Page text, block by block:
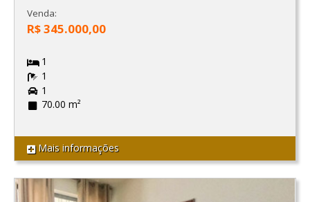
Venda:
R$ 345.000,00
1
1
1
70.00 m²
Mais informações